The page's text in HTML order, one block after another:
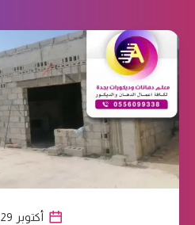
أكتوبر 29, 2022